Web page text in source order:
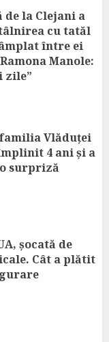
la Clejani a
cu tatăl
între ei
Manole:
zile”
Vlăduței
4 ani și a
surpriză
șocată de
Cât a plătit